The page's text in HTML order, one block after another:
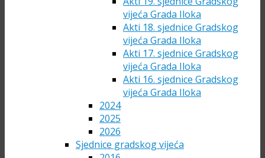
vijeća Grada Iloka
Akti 18. sjednice Gradskog
vijeća Grada Iloka
Akti 17. sjednice Gradskog
vijeća Grada Iloka
Akti 16. sjednice Gradskog
vijeća Grada Iloka
2024
2025
2026
Sjednice gradskog vijeća